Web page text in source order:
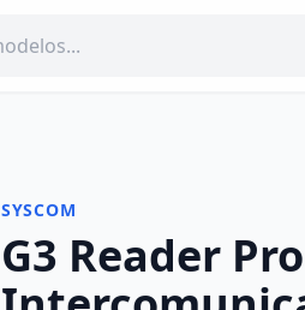
SYSCOM
G3 Reader